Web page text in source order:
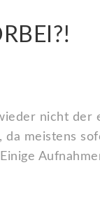
nicht der
meistens